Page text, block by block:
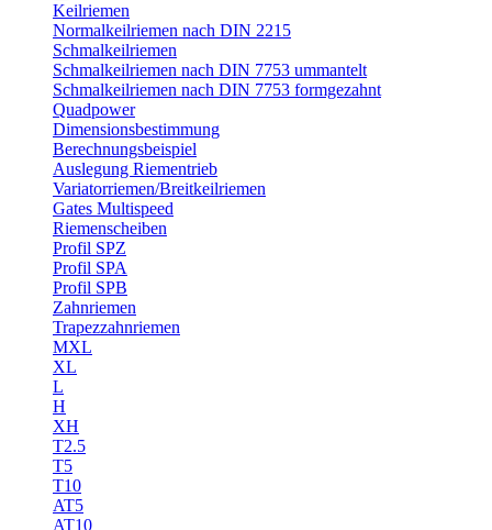
Keilriemen
Normalkeilriemen nach DIN 2215
Schmalkeilriemen
Schmalkeilriemen nach DIN 7753 ummantelt
Schmalkeilriemen nach DIN 7753 formgezahnt
Quadpower
Dimensionsbestimmung
Berechnungsbeispiel
Auslegung Riementrieb
Variatorriemen/Breitkeilriemen
Gates Multispeed
Riemenscheiben
Profil SPZ
Profil SPA
Profil SPB
Zahnriemen
Trapezzahnriemen
MXL
XL
L
H
XH
T2.5
T5
T10
AT5
AT10